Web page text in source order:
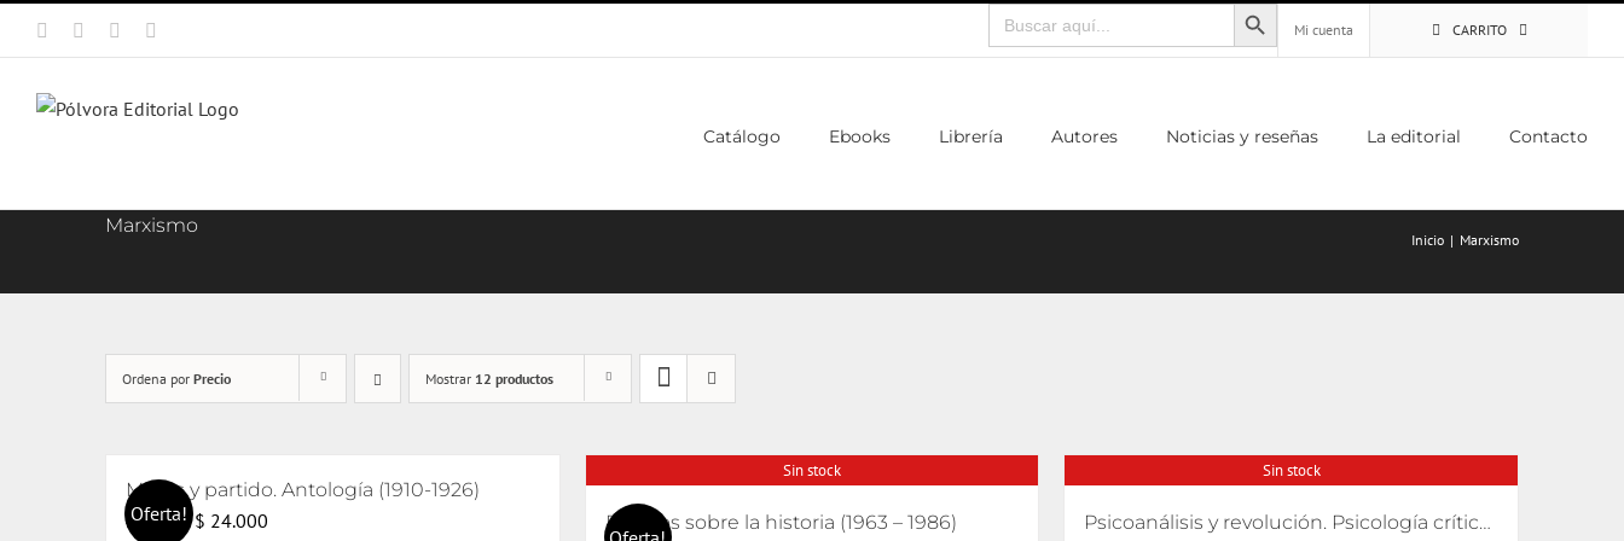
Facebook Instagram
Buscar:
Mi cuenta
CARRITO
Catálogo Ebooks Librería Autores Noticias y reseñas La editorial Contacto
Marxismo
Inicio Marxismo
Ordena por Precio Mostrar 12 productos
Oferta!
Masas y partido. Antología (1910-1926)
$25.000
El
$ 24.000
Sin stock
Escritos sobre la historia (1963 – 1986)
Sin stock
Psicoanálisis y revolución. Psicología crítica para movimientos de liberación